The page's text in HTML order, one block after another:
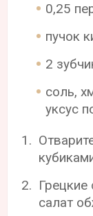
0,25
пучок
2
соль,
уксус
салат